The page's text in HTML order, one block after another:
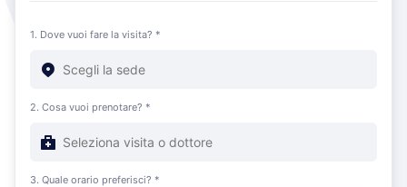
1. Dove vuoi fare la visita? *
2. Cosa vuoi prenotare? *
3. Quale orario preferisci? *